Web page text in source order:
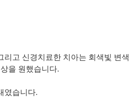
고 신경치료한 치아는 회색빛 변
을 원했습니다.
였습니다.